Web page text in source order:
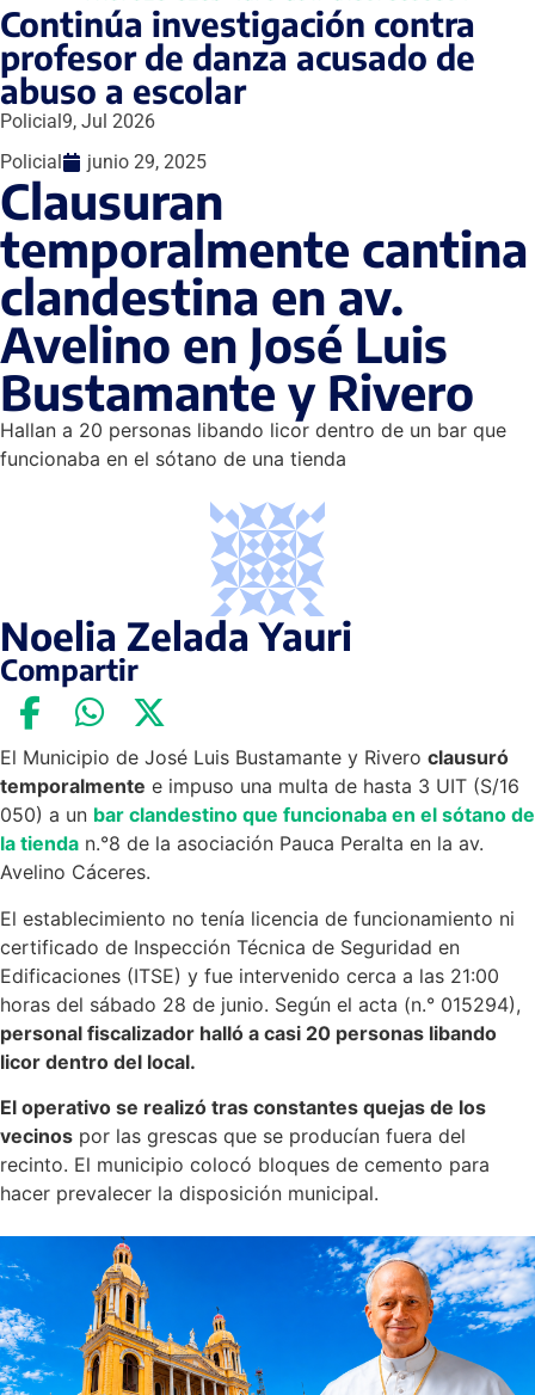
Continúa investigación contra
profesor de danza acusado de
abuso a escolar
Policial9, Jul 2026
Policial
junio 29, 2025
Clausuran
temporalmente cantina
clandestina en av.
Avelino en José Luis
Bustamante y Rivero
Hallan a 20 personas libando licor dentro de un bar que
funcionaba en el sótano de una tienda
Noelia Zelada Yauri
Compartir
El Municipio de José Luis Bustamante y Rivero clausuró
temporalmente e impuso una multa de hasta 3 UIT (S/16
050) a un bar clandestino que funcionaba en el sótano de
la tienda n.°8 de la asociación Pauca Peralta en la av.
Avelino Cáceres.
El establecimiento no tenía licencia de funcionamiento ni
certificado de Inspección Técnica de Seguridad en
Edificaciones (ITSE) y fue intervenido cerca a las 21:00
horas del sábado 28 de junio. Según el acta (n.° 015294),
personal fiscalizador halló a casi 20 personas libando
licor dentro del local.
El operativo se realizó tras constantes quejas de los
vecinos por las grescas que se producían fuera del
recinto. El municipio colocó bloques de cemento para
hacer prevalecer la disposición municipal.